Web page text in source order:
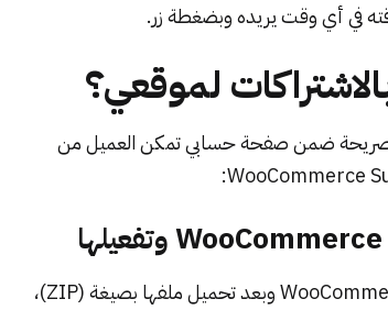
في أي وقت يريده وبضغطة زر.
لموقعي؟
صريحة ضمن صفحة حسابي تمكن العميل من
بداية حصلت على النسخة الرسمية من إضافة WooCommerce Subscriptions وبعد تحميل ملفها بصيغة (ZIP)،